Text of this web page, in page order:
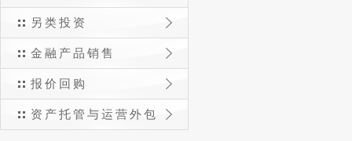
另类投资
金融产品销售
报价回购
资产托管与运营外包